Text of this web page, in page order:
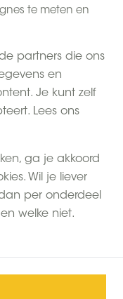
te meten en
partners die ons
en
Je kunt zelf
Lees ons
ga je akkoord
Wil je liever
per onderdeel
welke niet.
familievakantie?
te worden vol
of naar één
boerderij is uniek